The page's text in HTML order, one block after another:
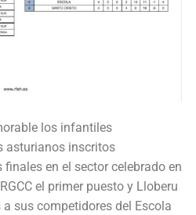
los infantiles
asturianos inscritos
en el sector celebrado en
el primer puesto y Lloberu
sus competidores del Escola